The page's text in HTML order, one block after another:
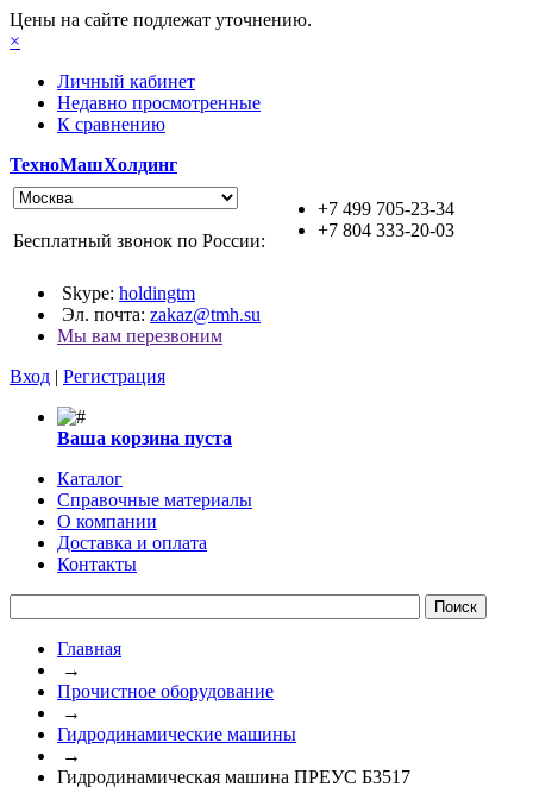
Цены на сайте подлежат уточнению.
×
Личный кабинет
Недавно просмотренные
К сравнению
ТехноМашХолдинг
+7 499 705-23-34
+7 804 333-20-03
Бесплатный звонок по России:
Skype: holdingtm
Эл. почта: zakaz@tmh.su
Мы вам перезвоним
Вход | Регистрация
Ваша корзина пуста
Каталог
Справочные материалы
О компании
Доставка и оплата
Контакты
Главная
→
Прочистное оборудование
→
Гидродинамические машины
→
Гидродинамическая машина ПРЕУС Б3517